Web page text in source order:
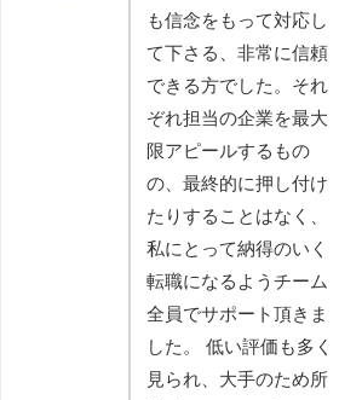
も信念をもって対応し
て下さる、非常に信頼
できる方でした。それ
ぞれ担当の企業を最大
限アピールするもの
の、最終的に押し付け
たりすることはなく、
私にとって納得のいく
転職になるようチーム
全員でサポート頂きま
した。 低い評価も多く
見られ、大手のため所